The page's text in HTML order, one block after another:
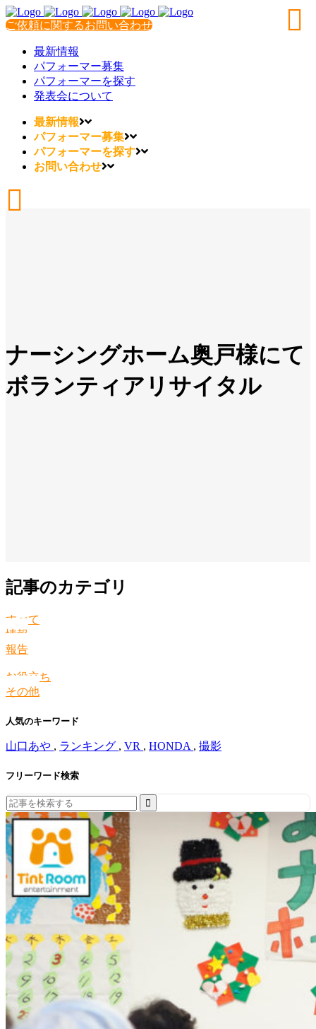
ご依頼に関するお問い合わせ
最新情報
パフォーマー募集
パフォーマーを探す
発表会について
最新情報
パフォーマー募集
パフォーマーを探す
お問い合わせ
ナーシングホーム奥戸様にて
ボランティアリサイタル
記事のカテゴリ
すべて
情報
報告
お役立ち
その他
人気のキーワード
山口あや , ランキング , VR , HONDA , 撮影
フリーワード検索
Search
for: